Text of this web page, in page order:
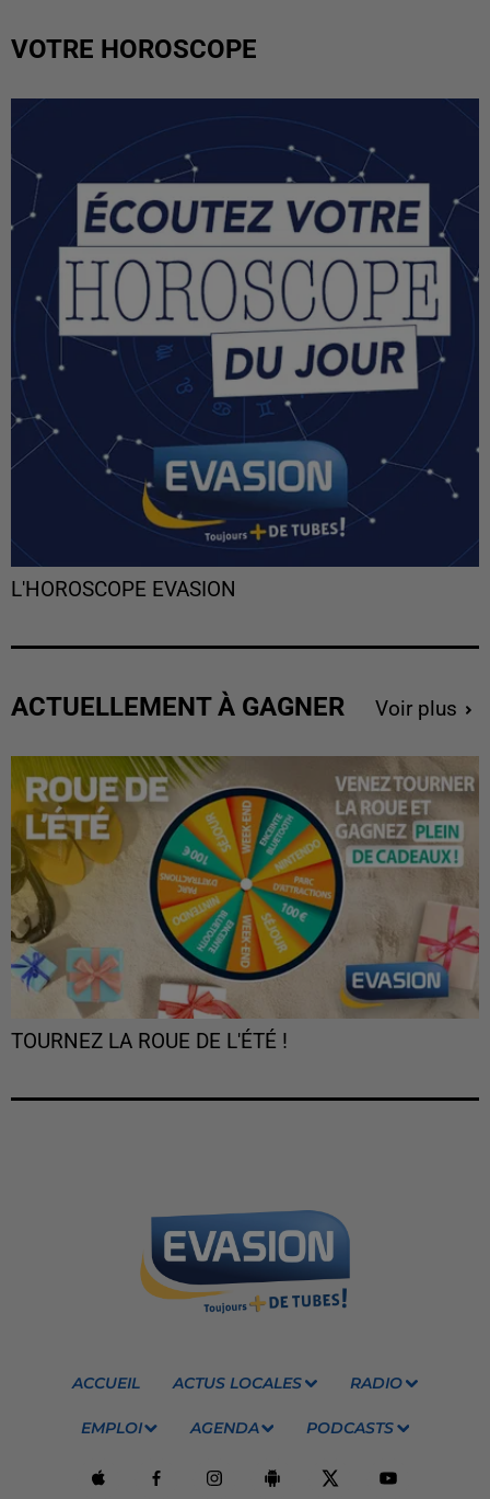
VOTRE HOROSCOPE
L'HOROSCOPE EVASION
ACTUELLEMENT À GAGNER Voir plus
TOURNEZ LA ROUE DE L'ÉTÉ !
ACCUEIL ACTUS LOCALES RADIO
EMPLOI AGENDA PODCASTS